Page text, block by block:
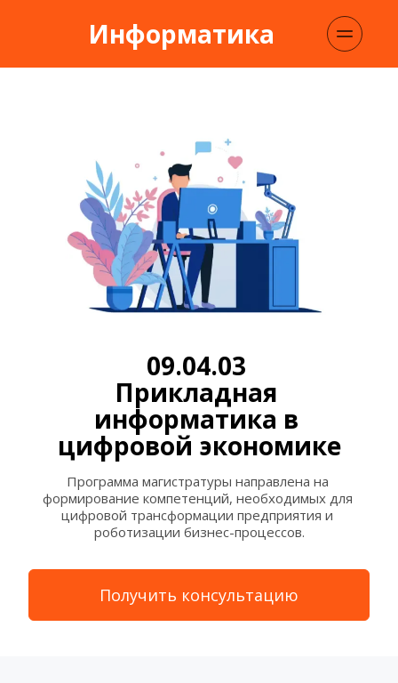
Информатика
09.04.03
Прикладная
информатика в
цифровой экономике
Программа магистратуры направлена на
формирование компетенций, необходимых для
цифровой трансформации предприятия и
роботизации бизнес-процессов.
Получить консультацию